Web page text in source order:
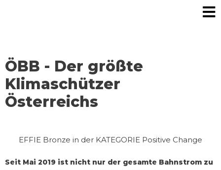
ÖBB - Der größte
Klimaschützer
Österreichs
EFFIE Bronze in der KATEGORIE Positive Change
Seit Mai 2019 ist nicht nur der gesamte Bahnstrom zu